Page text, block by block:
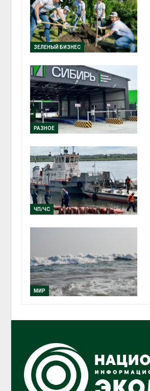
ЗЕЛЕНЫЙ БИЗНЕС
РАЗНОЕ
ЧП/ЧС
МИР